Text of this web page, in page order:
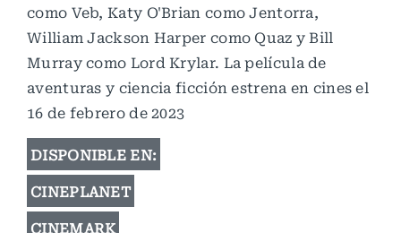
como Veb, Katy O'Brian como Jentorra,
William Jackson Harper como Quaz y Bill
Murray como Lord Krylar. La película de
aventuras y ciencia ficción estrena en cines el
16 de febrero de 2023
DISPONIBLE EN:
CINEPLANET
CINEMARK